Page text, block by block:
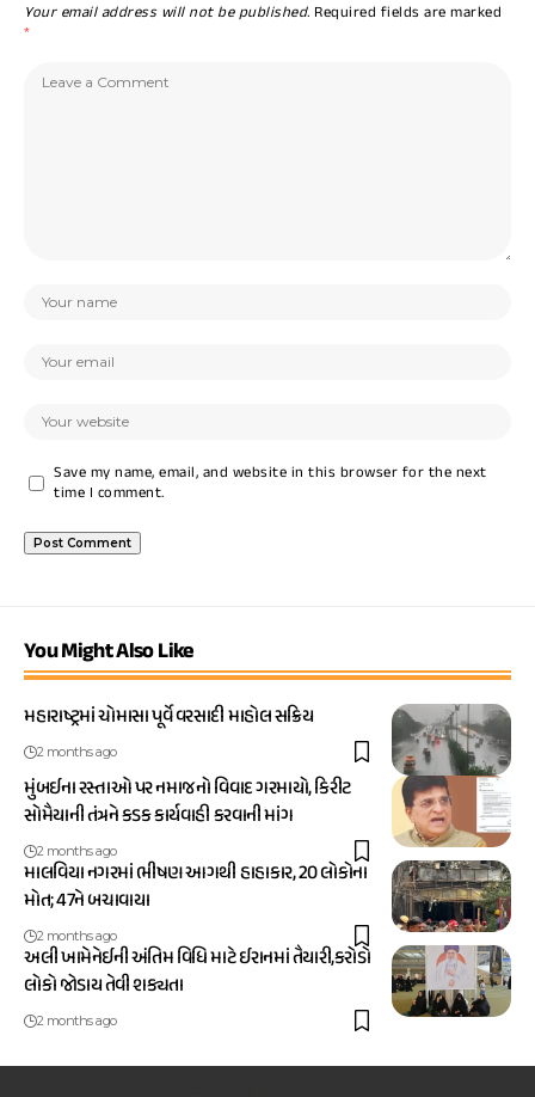
Your email address will not be published. Required fields are marked
*
Save my name, email, and website in this browser for the next
time I comment.
You Might Also Like
મહારાષ્ટ્રમાં ચોમાસા પૂર્વે વરસાદી માહોલ સક્રિય
2 months ago
મુંબઈના રસ્તાઓ પર નમાજનો વિવાદ ગરમાયો, કિરીટ
સોમૈયાની તંત્રને કડક કાર્યવાહી કરવાની માંગ
2 months ago
માલવિયા નગરમાં ભીષણ આગથી હાહાકાર, 20 લોકોના
મોત; 47ને બચાવાયા
2 months ago
અલી ખામેનેઈની અંતિમ વિધિ માટે ઈરાનમાં તૈયારી,કરોડો
લોકો જોડાય તેવી શક્યતા
2 months ago